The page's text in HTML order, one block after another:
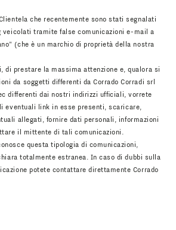
che recentemente sono stati segnalati
veicolati tramite false comunicazioni e-mail a
(che è un marchio di proprietà della nostra
di prestare la massima attenzione e, qualora si
da soggetti differenti da Corrado Corradi srl
differenti dai nostri indirizzi ufficiali, vorrete
eventuali link in esse presenti, scaricare,
allegati, fornire dati personali, informazioni
il mittente di tali comunicazioni.
questa tipologia di comunicazioni,
totalmente estranea. In caso di dubbi sulla
potete contattare direttamente Corrado